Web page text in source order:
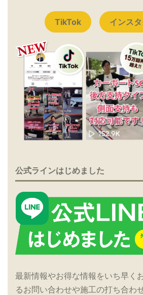
TikTok インス
公式ラインはじめました
最新情報やお得な情報をいち早く
るお問い合わせや施工の打ち合わ